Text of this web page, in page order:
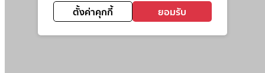
ตั้งค่าคุกกี้ ยอมรับ